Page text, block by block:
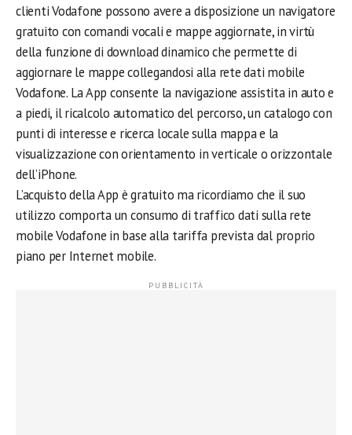
clienti Vodafone possono avere a disposizione un navigatore
gratuito con comandi vocali e mappe aggiornate, in virtù
della funzione di download dinamico che permette di
aggiornare le mappe collegandosi alla rete dati mobile
Vodafone. La App consente la navigazione assistita in auto e
a piedi, il ricalcolo automatico del percorso, un catalogo con
punti di interesse e ricerca locale sulla mappa e la
visualizzazione con orientamento in verticale o orizzontale
dell’iPhone.
L’acquisto della App è gratuito ma ricordiamo che il suo
utilizzo comporta un consumo di traffico dati sulla rete
mobile Vodafone in base alla tariffa prevista dal proprio
piano per Internet mobile.